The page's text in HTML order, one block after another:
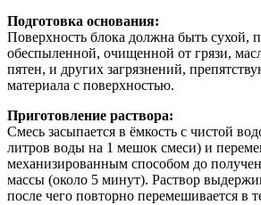
Подготовка основания:
Поверхность блока должна быть сухой,
обеспыленной, очищенной от грязи,
пятен, и других загрязнений,
материала с поверхностью.
Приготовление раствора:
Смесь засыпается в ёмкость с чистой
литров воды на 1 мешок смеси) и
механизированным способом до
массы (около 5 минут). Раствор
после чего повторно перемешивается в